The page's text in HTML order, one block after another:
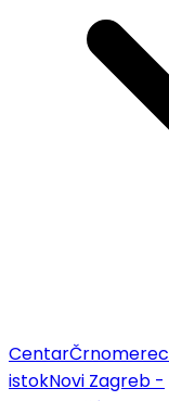
CentarČrnomerec
istokNovi Zagreb -